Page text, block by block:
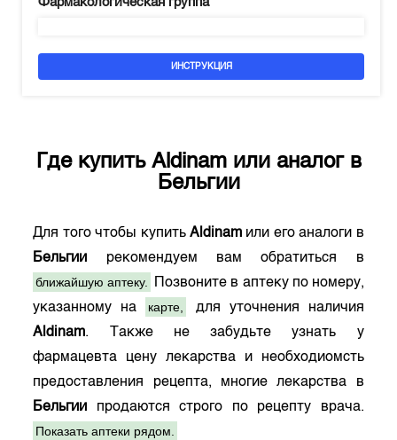
ИНСТРУКЦИЯ
Где купить Aldinamили аналог в
Бельгии
Для того чтобы купить Aldinam или его аналоги в
Бельгии рекомендуем вам обратиться в
ближайшую аптеку.
Позвоните в аптеку по номеру,
указанному на
карте,
для уточнения наличия
Aldinam. Также не забудьте узнать у
фармацевта цену лекарства и необходиомсть
предоставления рецепта, многие лекарства в
Бельгии продаются строго по рецепту врача.
Показать аптеки рядом.